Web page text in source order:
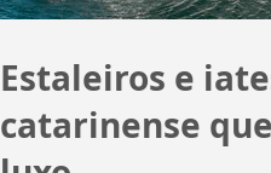
Estaleiros e
catarinense